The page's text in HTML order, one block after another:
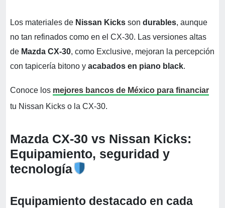
Los materiales de Nissan Kicks son durables, aunque
no tan refinados como en el CX-30. Las versiones altas
de Mazda CX-30, como Exclusive, mejoran la percepción
con tapicería bitono y acabados en piano black.
Conoce los mejores bancos de México para financiar
tu Nissan Kicks o la CX-30.
Mazda CX-30 vs Nissan Kicks:
Equipamiento, seguridad y
tecnología
Equipamiento destacado en cada